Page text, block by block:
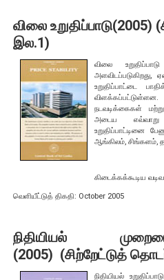
பேரண்ட முன்மதியுடைய
வங்கிகள்
வங்கியல்லாதவை
வெளிநாட்டுச் செலாவணி
பன்னாட்டுத் தொழிற்பாடுகள்
கொடுப்பனவு மற்றும் தீர்ப்பனவு
வைப்புக் காப்புறுதி மற்றும்
உரிமம் வழங்கல்,
விலை உறுதிப்பாடு(2005)
இல.1)
விலை
அளவிடப்படுகிறது,
உறுதிப்பாட்டை
நடவடிக்கைகள்
அடைய எவ்வாறு
உறுதிப்பாட்டினை
ஆங்கிலம், சிங்களம்,
கிடைக்கக்கூடிய
வெளியீட்டுத் திகதி: October 2005
நிதியியல்
(2005) (சிற்றேட்டுத்
நிதியியல்